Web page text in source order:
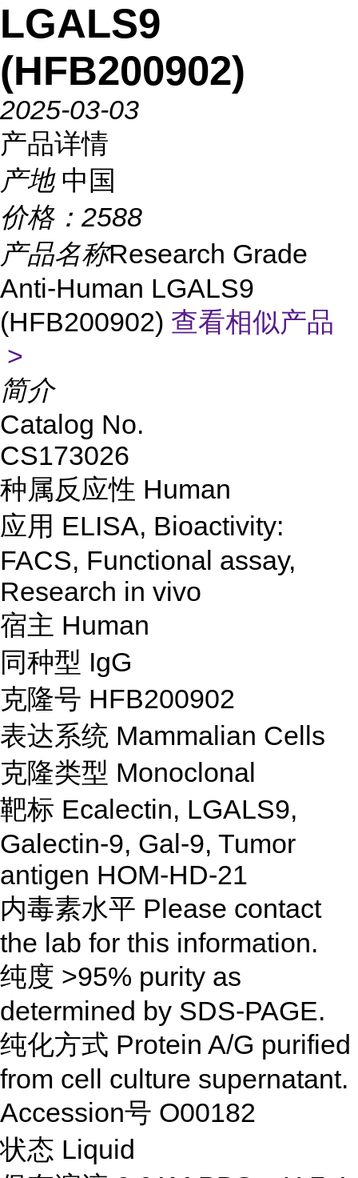
LGALS9
(HFB200902)
2025-03-03
产品详情
产地 中国
价格： 2588
产品名称Research Grade
Anti-Human LGALS9
(HFB200902) 查看相似产品
>
简介
Catalog No.
CS173026
种属反应性 Human
应用 ELISA, Bioactivity:
FACS, Functional assay,
Research in vivo
宿主 Human
同种型 IgG
克隆号 HFB200902
表达系统 Mammalian Cells
克隆类型 Monoclonal
靶标 Ecalectin, LGALS9,
Galectin-9, Gal-9, Tumor
antigen HOM-HD-21
内毒素水平 Please contact
the lab for this information.
纯度 >95% purity as
determined by SDS-PAGE.
纯化方式 Protein A/G purified
from cell culture supernatant.
Accession号 O00182
状态 Liquid